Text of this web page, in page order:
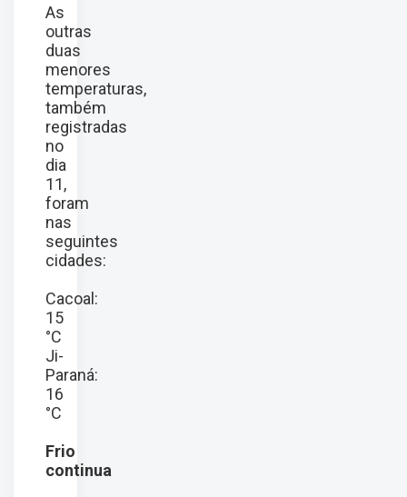
As
outras
duas
menores
temperaturas,
também
registradas
no
dia
11,
foram
nas
seguintes
cidades:
Cacoal:
15
°C
Ji-
Paraná:
16
°C
Frio
continua